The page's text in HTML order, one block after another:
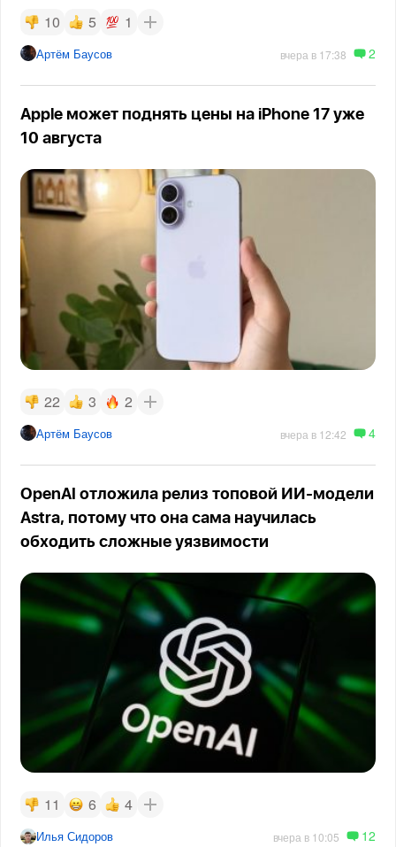
10 5 1
Артём Баусов вчера в 17:38 2
Apple может поднять цены на iPhone 17 уже
10 августа
22 3 2
Артём Баусов вчера в 12:42 4
OpenAI отложила релиз топовой ИИ-модели
Astra, потому что она сама научилась
обходить сложные уязвимости
11 6 4
Илья Сидоров вчера в 10:05 12